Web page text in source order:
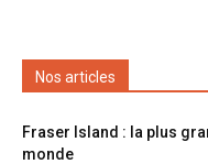
Nos articles
Fraser Island : la plus
monde